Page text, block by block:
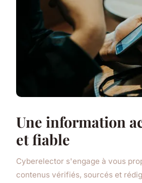
Une information
et fiable
Cyberelector s'engage à vous
contenus vérifiés, sourcés et